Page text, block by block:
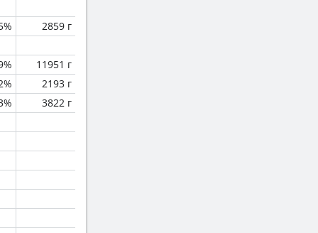
2859 г
11951 г
2193 г
3822 г